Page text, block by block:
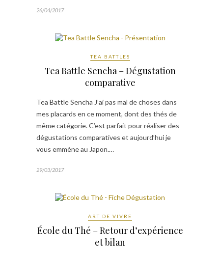
26/04/2017
TEA BATTLES
Tea Battle Sencha – Dégustation
comparative
Tea Battle Sencha J’ai pas mal de choses dans
mes placards en ce moment, dont des thés de
même catégorie. C’est parfait pour réaliser des
dégustations comparatives et aujourd’hui je
vous emmène au Japon.…
29/03/2017
ART DE VIVRE
École du Thé – Retour d’expérience
et bilan